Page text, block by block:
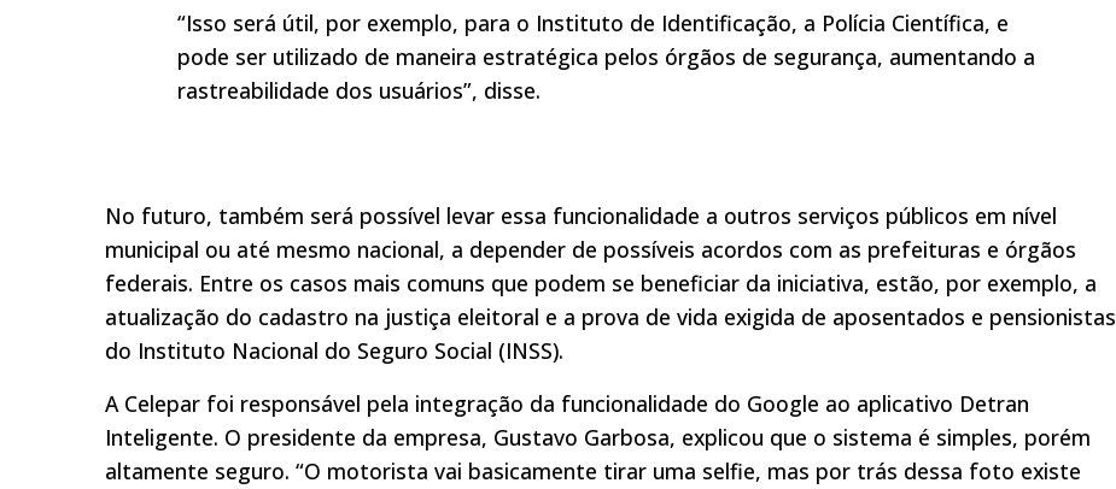
“Isso será útil, por exemplo, para o Instituto de Identificação, a Polícia Científica, e
pode ser utilizado de maneira estratégica pelos órgãos de segurança, aumentando a
rastreabilidade dos usuários”, disse.
No futuro, também será possível levar essa funcionalidade a outros serviços públicos em nível
municipal ou até mesmo nacional, a depender de possíveis acordos com as prefeituras e órgãos
federais. Entre os casos mais comuns que podem se beneficiar da iniciativa, estão, por exemplo, a
atualização do cadastro na justiça eleitoral e a prova de vida exigida de aposentados e pensionistas
do Instituto Nacional do Seguro Social (INSS).
A Celepar foi responsável pela integração da funcionalidade do Google ao aplicativo Detran
Inteligente. O presidente da empresa, Gustavo Garbosa, explicou que o sistema é simples, porém
altamente seguro. “O motorista vai basicamente tirar uma selfie, mas por trás dessa foto existe